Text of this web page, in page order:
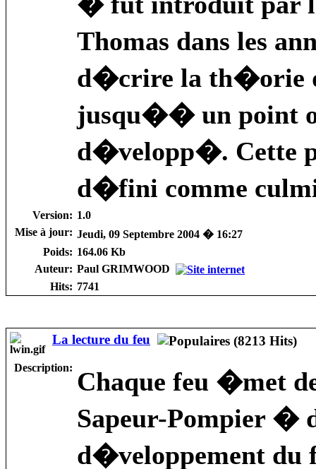
Thomas dans les
d�crire la th�orie
jusqu�� un point
d�velopp�. Cette
d�fini comme
Version: 1.0
Mise à jour: Jeudi, 09 Septembre 2004 � 16:27
Poids: 164.06 Kb
Auteur: Paul GRIMWOOD
Hits: 7741
La lecture du feu
Description: Chaque feu �met
Sapeur-Pompier
d�veloppement du